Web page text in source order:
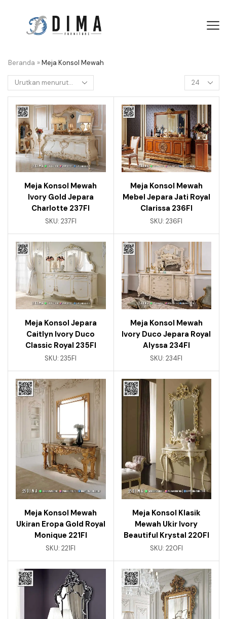
Beranda » Meja Konsol Mewah
Meja Konsol Mewah
Ivory Gold Jepara
Charlotte 237FI
SKU: 237FI
Meja Konsol Mewah
Mebel Jepara Jati Royal
Clarissa 236FI
SKU:236FI
Meja Konsol Jepara
Caitlyn Ivory Duco
Classic Royal 235FI
SKU:235FI
Meja Konsol Mewah
Ivory Duco Jepara Royal
Alyssa 234FI
SKU:234FI
Meja Konsol Mewah
Ukiran Eropa Gold Royal
Monique 221FI
SKU:221FI
Meja Konsol Klasik
Mewah Ukir Ivory
Beautiful Krystal 220FI
SKU: 220FI